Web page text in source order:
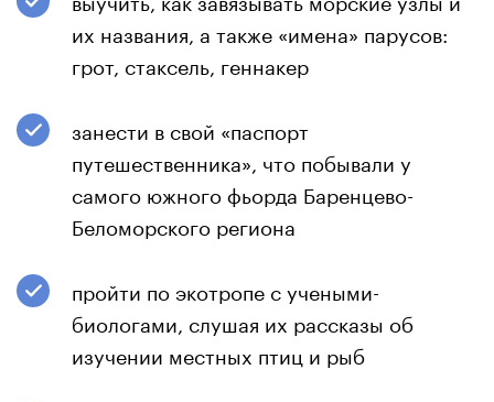
их названия, а также «имена» парусов:
грот, стаксель, геннакер
занести в свой «паспорт
путешественника», что побывали у
самого южного фьорда Баренцево-
Беломорского региона
пройти по экотропе с учеными-
биологами, слушая их рассказы об
изучении местных птиц и рыб